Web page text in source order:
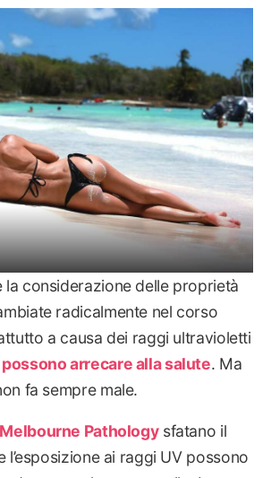
la considerazione delle proprietà
radicalmente nel corso
a causa dei raggi ultravioletti
arrecare alla salute. Ma
fa sempre male.
Melbourne Pathologysfatano il
l’esposizione ai raggi UV possono